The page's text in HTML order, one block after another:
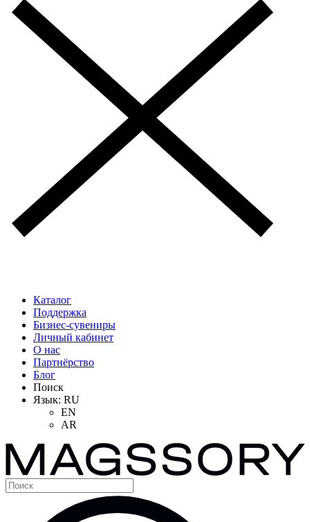
Каталог
Поддержка
Бизнес-сувениры
Личный кабинет
О нас
Партнёрство
Блог
Поиск
Язык: RU
EN
AR